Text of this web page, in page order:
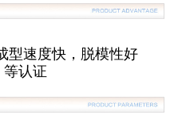
型速度快，脱模性好
认证